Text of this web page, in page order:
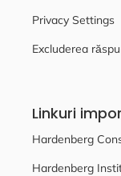
Privacy Settings
Excluderea
Linkuri
Hardenberg
Hardenberg